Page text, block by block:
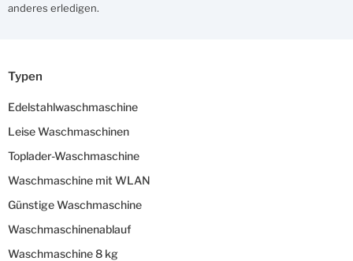
anderes erledigen.
Typen
Edelstahlwaschmaschine
Leise Waschmaschinen
Toplader-Waschmaschine
Waschmaschine mit WLAN
Günstige Waschmaschine
Waschmaschinenablauf
Waschmaschine 8 kg